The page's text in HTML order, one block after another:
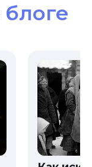
блоге